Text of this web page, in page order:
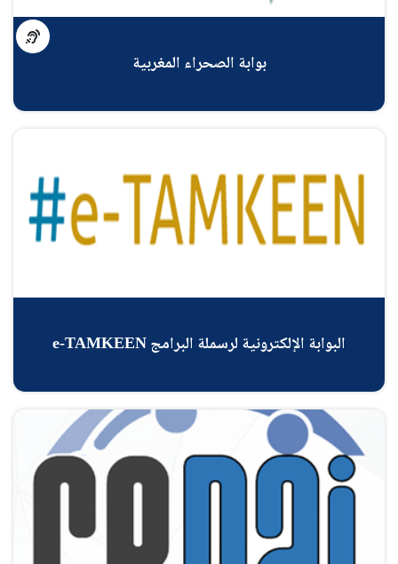
بوابة الصحراء المغربية
البوابة الإلكترونية لرسملة البرامج e-TAMKEEN